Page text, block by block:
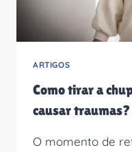
ARTIGOS
Como tirar a
causar traumas?
O momento de